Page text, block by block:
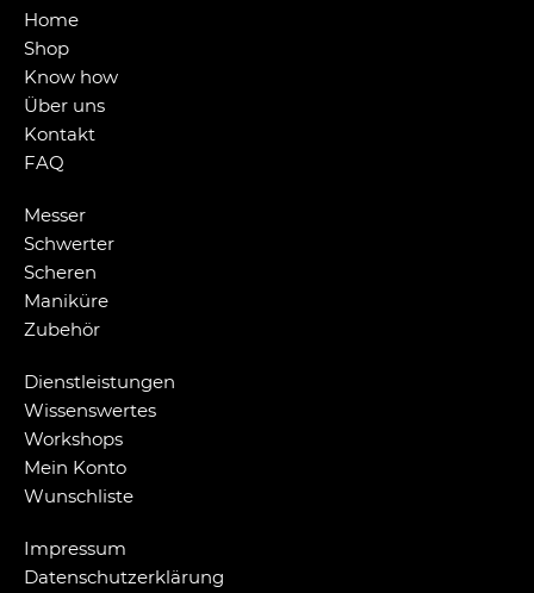
Home
Shop
Know how
Über uns
Kontakt
FAQ
Messer
Schwerter
Scheren
Maniküre
Zubehör
Dienstleistungen
Wissenswertes
Workshops
Mein Konto
Wunschliste
Impressum
Datenschutzerklärung